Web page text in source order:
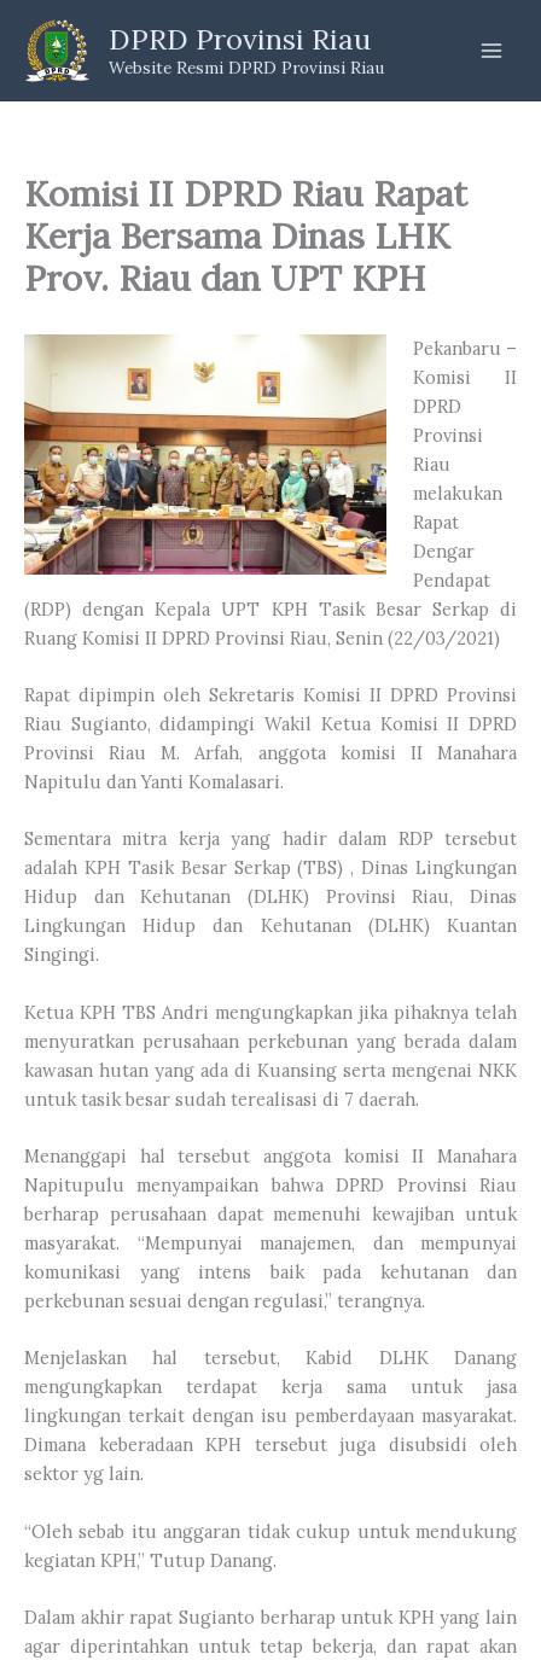
content
DPRD Provinsi Riau
Website Resmi DPRD Provinsi Riau
Komisi II DPRD Riau Rapat
Kerja Bersama Dinas LHK
Prov. Riau dan UPT KPH
Pekanbaru –
Komisi II
DPRD
Provinsi
Riau
melakukan
Rapat
Dengar
Pendapat
(RDP) dengan Kepala UPT KPH Tasik Besar Serkap di
Ruang Komisi II DPRD Provinsi Riau, Senin (22/03/2021)
Rapat dipimpin oleh Sekretaris Komisi II DPRD Provinsi
Riau Sugianto, didampingi Wakil Ketua Komisi II DPRD
Provinsi Riau M. Arfah, anggota komisi II Manahara
Napitulu dan Yanti Komalasari.
Sementara mitra kerja yang hadir dalam RDP tersebut
adalah KPH Tasik Besar Serkap (TBS) , Dinas Lingkungan
Hidup dan Kehutanan (DLHK) Provinsi Riau, Dinas
Lingkungan Hidup dan Kehutanan (DLHK) Kuantan
Singingi.
Ketua KPH TBS Andri mengungkapkan jika pihaknya telah
menyuratkan perusahaan perkebunan yang berada dalam
kawasan hutan yang ada di Kuansing serta mengenai NKK
untuk tasik besar sudah terealisasi di 7 daerah.
Menanggapi hal tersebut anggota komisi II Manahara
Napitupulu menyampaikan bahwa DPRD Provinsi Riau
berharap perusahaan dapat memenuhi kewajiban untuk
masyarakat. “Mempunyai manajemen, dan mempunyai
komunikasi yang intens baik pada kehutanan dan
perkebunan sesuai dengan regulasi,” terangnya.
Menjelaskan hal tersebut, Kabid DLHK Danang
mengungkapkan terdapat kerja sama untuk jasa
lingkungan terkait dengan isu pemberdayaan masyarakat.
Dimana keberadaan KPH tersebut juga disubsidi oleh
sektor yg lain.
“Oleh sebab itu anggaran tidak cukup untuk mendukung
kegiatan KPH,” Tutup Danang.
Dalam akhir rapat Sugianto berharap untuk KPH yang lain
agar diperintahkan untuk tetap bekerja, dan rapat akan